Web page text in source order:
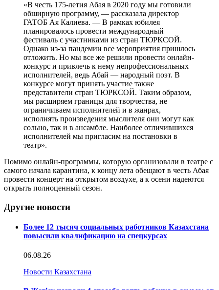
«В честь 175-летия Абая в 2020 году мы готовили
обширную программу, — рассказала директор
ГАТОБ Ая Калиева. — В рамках юбилея
планировалось провести международный
фестиваль с участниками из стран ТЮРКСОЙ.
Однако из-за пандемии все мероприятия пришлось
отложить. Но мы все же решили провести онлайн-
конкурс и привлечь к нему непрофессиональных
исполнителей, ведь Абай — народный поэт. В
конкурсе могут принять участие также
представители стран ТЮРКСОЙ. Таким образом,
мы расширяем границы для творчества, не
ограничиваем исполнителей и в жанрах,
исполнять произведения мыслителя они могут как
сольно, так и в ансамбле. Наиболее отличившихся
исполнителей мы пригласим на постановки в
театр».
Помимо онлайн-программы, которую организовали в театре с
самого начала карантина, к концу лета обещают в честь Абая
провести концерт на открытом воздухе, а к осени надеются
открыть полноценный сезон.
Другие новости
Более 12 тысяч социальных работников Казахстана
повысили квалификацию на спецкурсах
06.08.26
Новости Казахстана